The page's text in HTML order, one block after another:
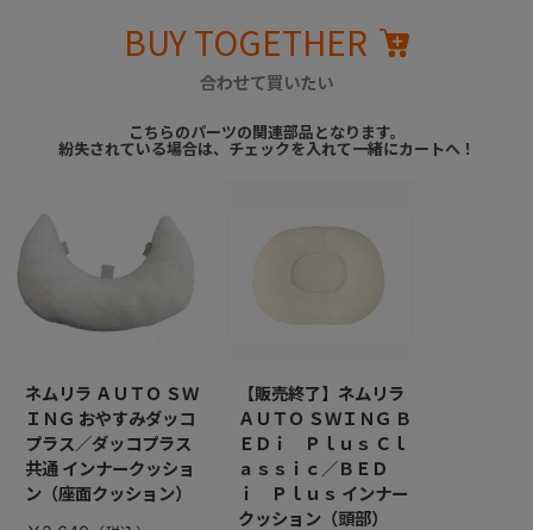
BUY TOGETHER
合わせて買いたい
こちらのパーツの関連部品となります。
紛失されている場合は、チェックを入れて一緒にカートへ！
ネムリラ ＡＵＴＯ ＳＷ
ＩＮＧ おやすみダッコ
プラス／ダッコプラス
共通 インナークッショ
ン（座面クッション）
【販売終了】ネムリラ
ＡＵＴＯ ＳＷＩＮＧ Ｂ
ＥＤｉ Ｐｌｕｓ Ｃｌ
ａｓｓｉｃ／ＢＥＤ
ｉ Ｐｌｕｓ インナー
クッション（頭部）